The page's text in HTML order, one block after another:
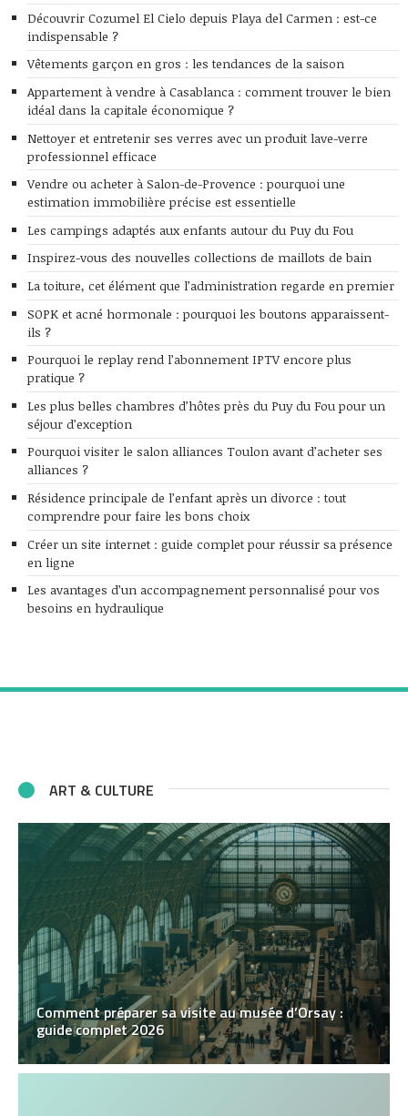
Découvrir Cozumel El Cielo depuis Playa del Carmen : est-ce
indispensable ?
Vêtements garçon en gros : les tendances de la saison
Appartement à vendre à Casablanca : comment trouver le bien
idéal dans la capitale économique ?
Nettoyer et entretenir ses verres avec un produit lave-verre
professionnel efficace
Vendre ou acheter à Salon-de-Provence : pourquoi une
estimation immobilière précise est essentielle
Les campings adaptés aux enfants autour du Puy du Fou
Inspirez-vous des nouvelles collections de maillots de bain
La toiture, cet élément que l’administration regarde en premier
SOPK et acné hormonale : pourquoi les boutons apparaissent-
ils ?
Pourquoi le replay rend l’abonnement IPTV encore plus
pratique ?
Les plus belles chambres d’hôtes près du Puy du Fou pour un
séjour d’exception
Pourquoi visiter le salon alliances Toulon avant d’acheter ses
alliances ?
Résidence principale de l’enfant après un divorce : tout
comprendre pour faire les bons choix
Créer un site internet : guide complet pour réussir sa présence
en ligne
Les avantages d’un accompagnement personnalisé pour vos
besoins en hydraulique
ART & CULTURE
Comment préparer sa visite au musée d’Orsay :
guide complet 2026